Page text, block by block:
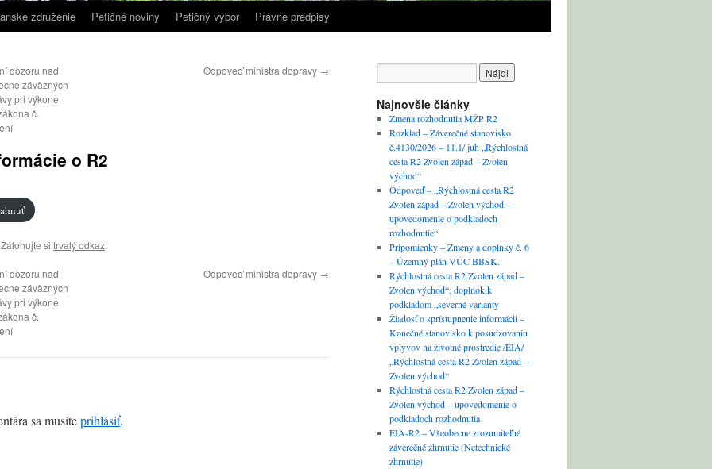
združenie Petičné noviny Petičný výbor Právne predpisy
dozoru nad
záväzných
pri výkone
č.
Odpoveď ministra dopravy →
o R2
Zálohujte si trvalý odkaz.
dozoru nad
záväzných
pri výkone
č.
Odpoveď ministra dopravy →
sa musíteprihlásiť.
Najnovšie články
Zmena rozhodnutia MŽP R2
Rozklad – Záverečné stanovisko
č.4130/2026 – 11.1/ juh „Rýchlostná
cesta R2 Zvolen západ – Zvolen
východ“
Odpoveď – „Rýchlostná cesta R2
Zvolen západ – Zvolen východ –
upovedomenie o podkladoch
rozhodnutie“
Pripomienky – Zmeny a doplnky č. 6
– Územný plán VÚC BBSK.
Rýchlostná cesta R2 Zvolen západ –
Zvolen východ“, doplnok k
podkladom „severné varianty
Žiadosť o sprístupnenie informácii –
Konečné stanovisko k posudzovaniu
vplyvov na životné prostredie /EIA/
„Rýchlostná cesta R2 Zvolen západ –
Zvolen východ“
Rýchlostná cesta R2 Zvolen západ –
Zvolen východ – upovedomenie o
podkladoch rozhodnutia
EIA-R2 – Všeobecne zrozumiteľné
záverečné zhrnutie (Netechnické
zhrnutie)